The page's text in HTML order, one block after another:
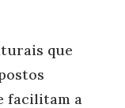
que
facilitam a